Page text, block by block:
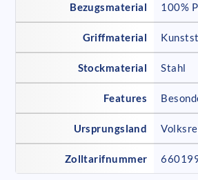
Bezugsmaterial 100%
Griffmaterial
Stockmaterial Stahl
Features
Ursprungsland
Zolltarifnummer